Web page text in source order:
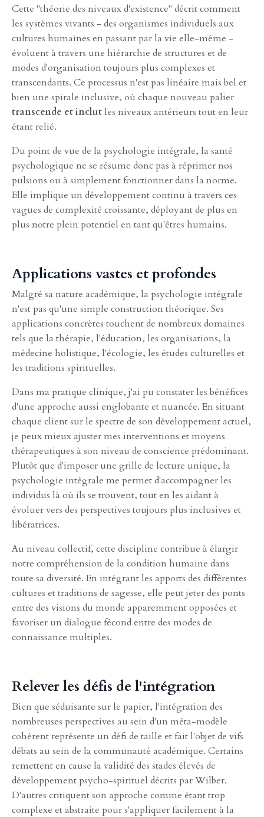
Cette "théorie des niveaux d'existence" décrit comment
les systèmes vivants - des organismes individuels aux
cultures humaines en passant par la vie elle-même -
évoluent à travers une hiérarchie de structures et de
modes d'organisation toujours plus complexes et
transcendants. Ce processus n'est pas linéaire mais bel et
bien une spirale inclusive, où chaque nouveau palier
transcende et inclut les niveaux antérieurs tout en leur
étant relié.
Du point de vue de la psychologie intégrale, la santé
psychologique ne se résume donc pas à réprimer nos
pulsions ou à simplement fonctionner dans la norme.
Elle implique un développement continu à travers ces
vagues de complexité croissante, déployant de plus en
plus notre plein potentiel en tant qu'êtres humains.
Applications vastes et profondes
Malgré sa nature académique, la psychologie intégrale
n'est pas qu'une simple construction théorique. Ses
applications concrètes touchent de nombreux domaines
tels que la thérapie, l'éducation, les organisations, la
médecine holistique, l'écologie, les études culturelles et
les traditions spirituelles.
Dans ma pratique clinique, j'ai pu constater les bénéfices
d'une approche aussi englobante et nuancée. En situant
chaque client sur le spectre de son développement actuel,
je peux mieux ajuster mes interventions et moyens
thérapeutiques à son niveau de conscience prédominant.
Plutôt que d'imposer une grille de lecture unique, la
psychologie intégrale me permet d'accompagner les
individus là où ils se trouvent, tout en les aidant à
évoluer vers des perspectives toujours plus inclusives et
libératrices.
Au niveau collectif, cette discipline contribue à élargir
notre compréhension de la condition humaine dans
toute sa diversité. En intégrant les apports des différentes
cultures et traditions de sagesse, elle peut jeter des ponts
entre des visions du monde apparemment opposées et
favoriser un dialogue fécond entre des modes de
connaissance multiples.
Relever les défis de l'intégration
Bien que séduisante sur le papier, l'intégration des
nombreuses perspectives au sein d'un méta-modèle
cohérent représente un défi de taille et fait l'objet de vifs
débats au sein de la communauté académique. Certains
remettent en cause la validité des stades élevés de
développement psycho-spirituel décrits par Wilber.
D'autres critiquent son approche comme étant trop
complexe et abstraite pour s'appliquer facilement à la